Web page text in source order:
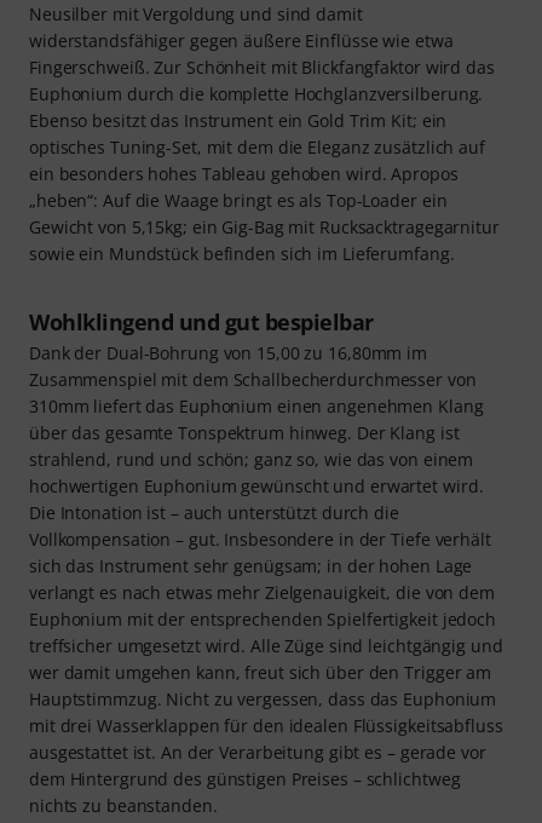
Neusilber mit Vergoldung und sind damit
widerstandsfähiger gegen äußere Einflüsse wie etwa
Fingerschweiß. Zur Schönheit mit Blickfangfaktor wird das
Euphonium durch die komplette Hochglanzversilberung.
Ebenso besitzt das Instrument ein Gold Trim Kit; ein
optisches Tuning-Set, mit dem die Eleganz zusätzlich auf
ein besonders hohes Tableau gehoben wird. Apropos
„heben“: Auf die Waage bringt es als Top-Loader ein
Gewicht von 5,15kg; ein Gig-Bag mit Rucksacktragegarnitur
sowie ein Mundstück befinden sich im Lieferumfang.
Wohlklingend und gut bespielbar
Dank der Dual-Bohrung von 15,00 zu 16,80mm im
Zusammenspiel mit dem Schallbecherdurchmesser von
310mm liefert das Euphonium einen angenehmen Klang
über das gesamte Tonspektrum hinweg. Der Klang ist
strahlend, rund und schön; ganz so, wie das von einem
hochwertigen Euphonium gewünscht und erwartet wird.
Die Intonation ist – auch unterstützt durch die
Vollkompensation – gut. Insbesondere in der Tiefe verhält
sich das Instrument sehr genügsam; in der hohen Lage
verlangt es nach etwas mehr Zielgenauigkeit, die von dem
Euphonium mit der entsprechenden Spielfertigkeit jedoch
treffsicher umgesetzt wird. Alle Züge sind leichtgängig und
wer damit umgehen kann, freut sich über den Trigger am
Hauptstimmzug. Nicht zu vergessen, dass das Euphonium
mit drei Wasserklappen für den idealen Flüssigkeitsabfluss
ausgestattet ist. An der Verarbeitung gibt es – gerade vor
dem Hintergrund des günstigen Preises – schlichtweg
nichts zu beanstanden.